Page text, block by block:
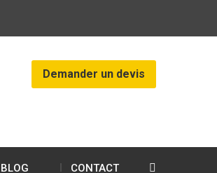
Demander un devis
BLOG CONTACT